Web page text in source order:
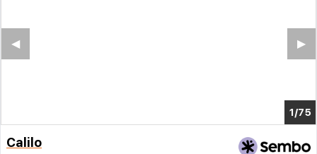
1/70
▶︎
◀︎
Calilo